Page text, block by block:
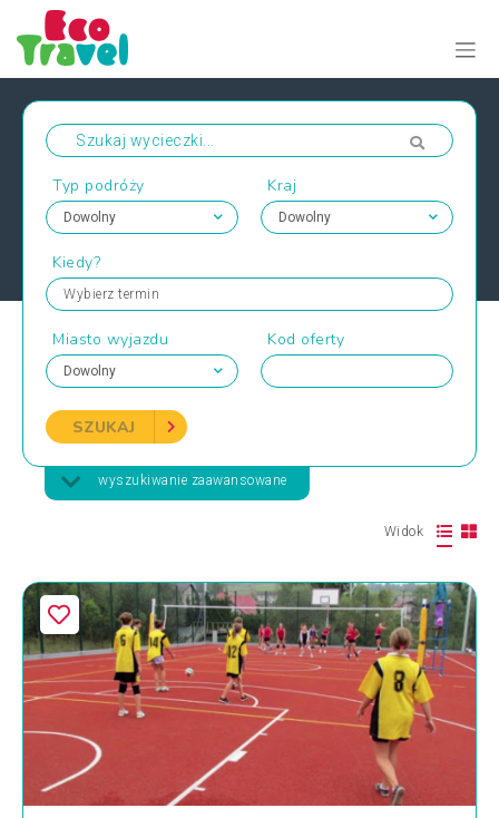
Typ podróży Kraj
Kiedy?
Wybierz termin
Miasto wyjazdu Kod oferty
SZUKAJ
wyszukiwanie zaawansowane
Widok